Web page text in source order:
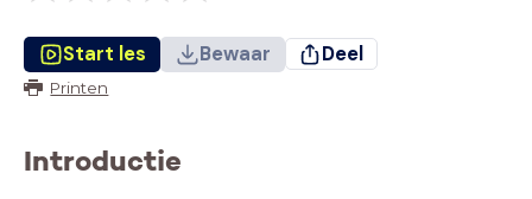
Start les Bewaar Deel
Printen
Introductie